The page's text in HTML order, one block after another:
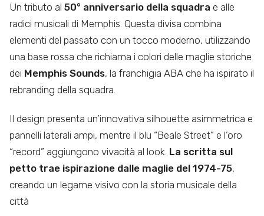
Un tributo al 50° anniversario della squadra e alle
radici musicali di Memphis. Questa divisa combina
elementi del passato con un tocco moderno, utilizzando
una base rossa che richiama i colori delle maglie storiche
dei Memphis Sounds, la franchigia ABA che ha ispirato il
rebranding della squadra.
Il design presenta un’innovativa silhouette asimmetrica e
pannelli laterali ampi, mentre il blu “Beale Street” e l’oro
“record” aggiungono vivacità al look. La scritta sul
petto trae ispirazione dalle maglie del 1974-75,
creando un legame visivo con la storia musicale della
città